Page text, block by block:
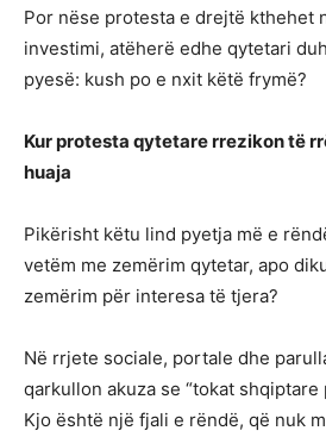
Por nëse protesta e drejtë kthehet
investimi, atëherë edhe qytetari
pyesë: kush po e nxit këtë frymë?
Kur protesta qytetare rrezikon të
huaja
Pikërisht këtu lind pyetja më e
vetëm me zemërim qytetar, apo
zemërim për interesa të tjera?
Në rrjete sociale, portale dhe
qarkullon akuza se “tokat shqiptare
Kjo është një fjali e rëndë, që nuk